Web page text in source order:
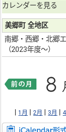
カレンダーを見る
美郷町 全地区
南郷・西郷・北郷
（2023年度〜）
|1月 |2月 3月 |